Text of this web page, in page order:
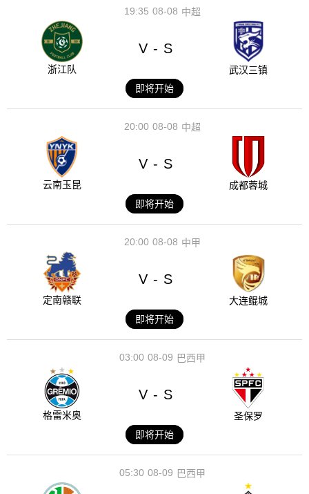
08-08
19:35 中超
浙江队
V - S
武汉三镇
即将开始
08-08
20:00 中超
云南玉昆
V - S
成都蓉城
即将开始
08-08
20:00 中甲
定南赣联
V - S
大连鲲城
即将开始
08-09
03:00 巴西甲
格雷米奥
V - S
圣保罗
即将开始
08-09
05:30 巴西甲